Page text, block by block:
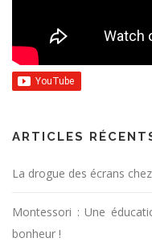
ARTICLES
La drogue des écrans
Montessori : Une
bonheur !